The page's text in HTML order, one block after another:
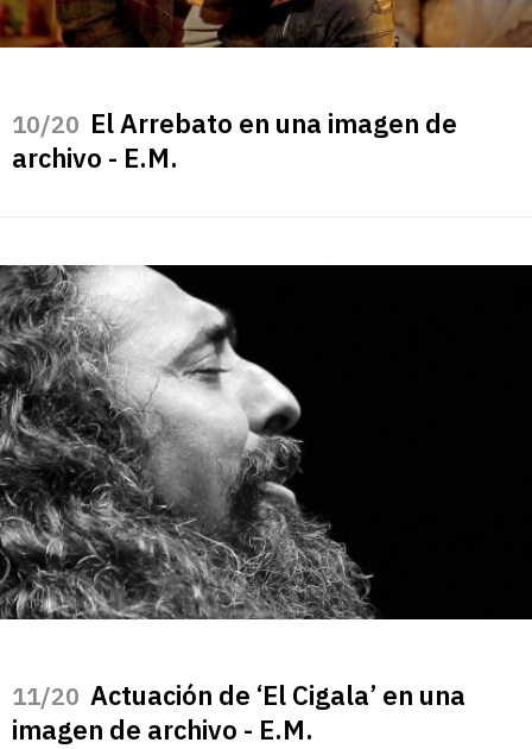
/20 El Arrebato en una imagen de
archivo - E.M.
/20 Actuación de ‘El Cigala’ en una
imagen de archivo - E.M.